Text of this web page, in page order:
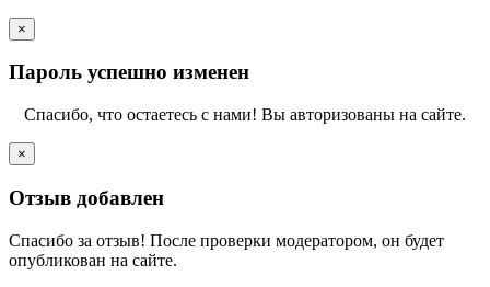
×
Пароль успешно изменен
Спасибо, что остаетесь с нами! Вы авторизованы на сайте.
×
Отзыв добавлен
Спасибо за отзыв! После проверки модератором, он будет
опубликован на сайте.